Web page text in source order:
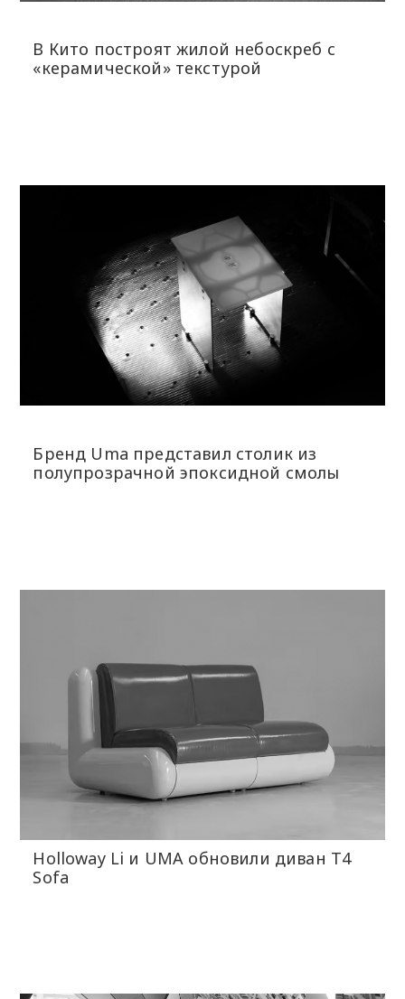
В Кито построят жилой небоскреб с
«керамической» текстурой
Бренд Uma представил столик из
полупрозрачной эпоксидной смолы
Holloway Li и UMA обновили диван T4
Sofa